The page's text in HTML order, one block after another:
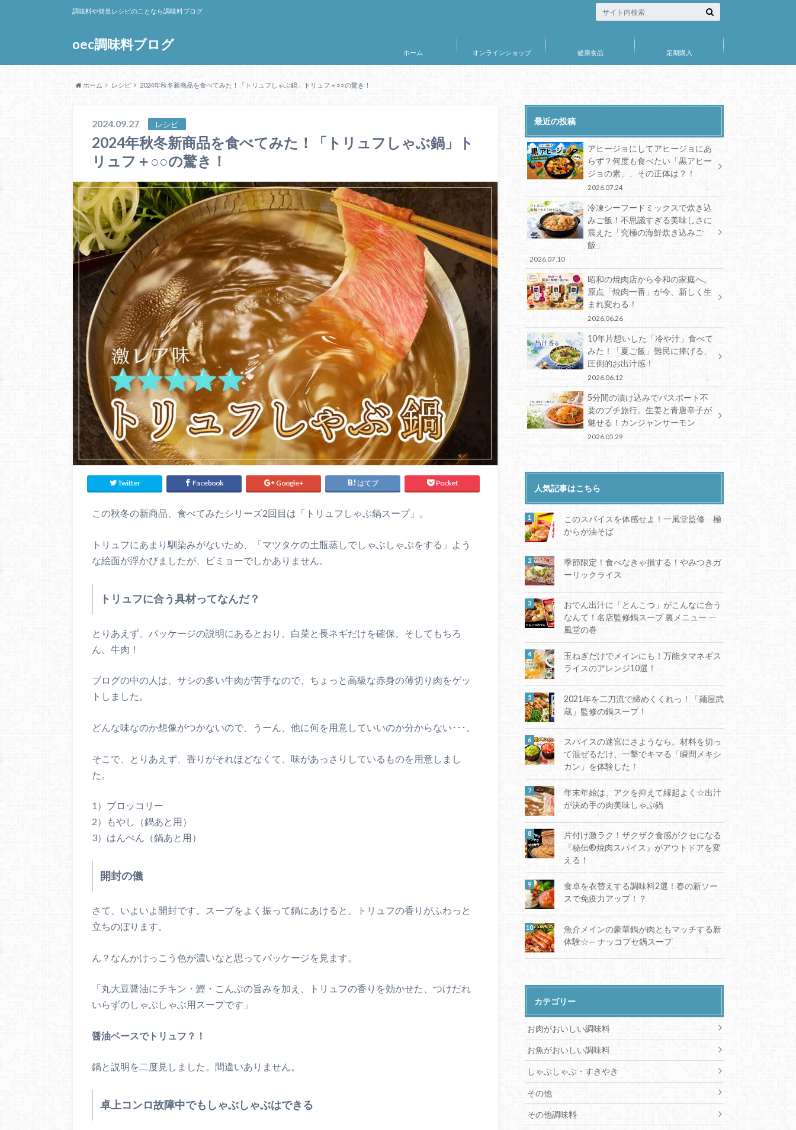
oec調味料ブログ
調味料や簡単レシピのことなら調味料ブログ
ホーム オンラインショップ 健康食品 定期購入
ホーム レシピ 2024年秋冬新商品を食べてみた！「トリュフしゃぶ鍋」トリュフ＋○○の驚き！
2024.09.27 レシピ
2024年秋冬新商品を食べてみた！「トリュフしゃぶ鍋」ト
リュフ＋○○の驚き！
Twitter Facebook Google+ はてブ Pocket
この秋冬の新商品、食べてみたシリーズ2回目は「トリュフしゃぶ鍋スープ」。
トリュフにあまり馴染みがないため、「マツタケの土瓶蒸しでしゃぶしゃぶをする」よう
な絵面が浮かびましたが、ビミョーでしかありません。
トリュフに合う具材ってなんだ？
とりあえず、パッケージの説明にあるとおり、白菜と長ネギだけを確保。そしてもちろ
ん、牛肉！
ブログの中の人は、サシの多い牛肉が苦手なので、ちょっと高級な赤身の薄切り肉をゲッ
トしました。
どんな味なのか想像がつかないので、うーん、他に何を用意していいのか分からない･･･。
そこで、とりあえず、香りがそれほどなくて、味があっさりしているものを用意しまし
た。
1）ブロッコリー
2）もやし（鍋あと用）
3）はんぺん（鍋あと用）
開封の儀
さて、いよいよ開封です。スープをよく振って鍋にあけると、トリュフの香りがふわっと
立ちのぼります。
ん？なんかけっこう色が濃いなと思ってパッケージを見ます。
「丸大豆醤油にチキン・鰹・こんぶの旨みを加え、トリュフの香りを効かせた、つけだれ
いらずのしゃぶしゃぶ用スープです」
醤油ベースでトリュフ？！
鍋と説明を二度見しました。間違いありません。
卓上コンロ故障中でもしゃぶしゃぶはできる
最近の投稿
アヒージョにしてアヒージョにあ
らず？何度も食べたい「黒アヒー
ジョの素」、その正体は？！
2026.07.24
冷凍シーフードミックスで炊き込
みご飯！不思議すぎる美味しさに
震えた「究極の海鮮炊き込みご
飯」
2026.07.10
昭和の焼肉店から令和の家庭へ。
原点「焼肉一番」が今、新しく生
まれ変わる！
2026.06.26
10年片想いした「冷や汁」食べて
みた！「夏ご飯」難民に捧げる、
圧倒的お出汁感！
2026.06.12
5分間の漬け込みでパスポート不
要のプチ旅行。生姜と青唐辛子が
魅せる！カンジャンサーモン
2026.05.29
人気記事はこちら
このスパイスを体感せよ！一風堂監修 極
からか油そば
季節限定！食べなきゃ損する！やみつきガ
ーリックライス
おでん出汁に「とんこつ」がこんなに合う
なんて！名店監修鍋スープ 裏メニュー 一
風堂の巻
玉ねぎだけでメインにも！万能タマネギス
ライスのアレンジ10選！
2021年を二刀流で締めくくれっ！「麺屋武
蔵」監修の鍋スープ！
スパイスの迷宮にさようなら。材料を切っ
て混ぜるだけ、一撃でキマる「瞬間メキシ
カン」を体験した！
年末年始は、アクを抑えて縁起よく☆出汁
が決め手の肉美味しゃぶ鍋
片付け激ラク！ザクザク食感がクセになる
『秘伝®焼肉スパイス』がアウトドアを変
える！
食卓を衣替えする調味料2選！春の新ソー
スで免疫力アップ！？
魚介メインの豪華鍋が肉ともマッチする新
体験☆— ナッコプセ鍋スープ
カテゴリー
お肉がおいしい調味料
お魚がおいしい調味料
しゃぶしゃぶ・すきやき
その他
その他調味料